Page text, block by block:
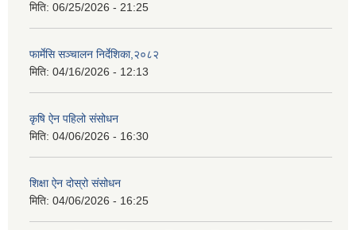
मिति: 06/25/2026 - 21:25
फार्मेसि सञ्चालन निर्देशिका,२०८२
मिति: 04/16/2026 - 12:13
कृषि ऐन पहिलो संसोधन
मिति: 04/06/2026 - 16:30
शिक्षा ऐन दोस्रो संसोधन
मिति: 04/06/2026 - 16:25